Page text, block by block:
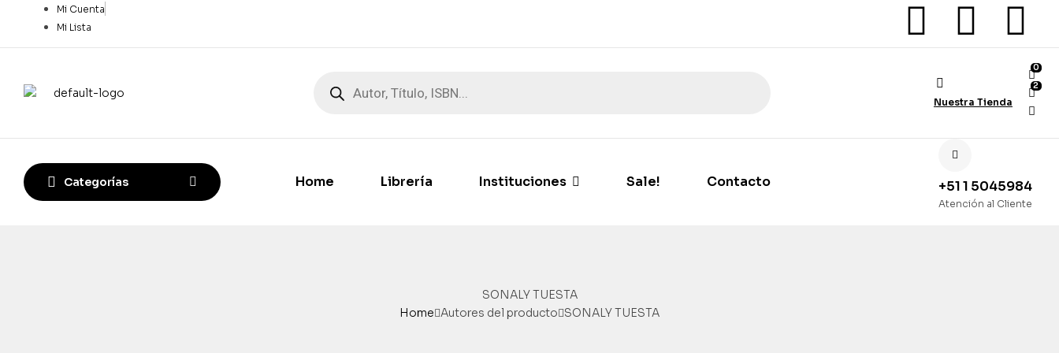
Mi Cuenta
Mi Lista
Nuestra Tienda
2
0
Categorías Home Librería Instituciones Sale! Contacto +51 1 5045984
Atención al Cliente
SONALY TUESTA
Home Autores del producto SONALY TUESTA